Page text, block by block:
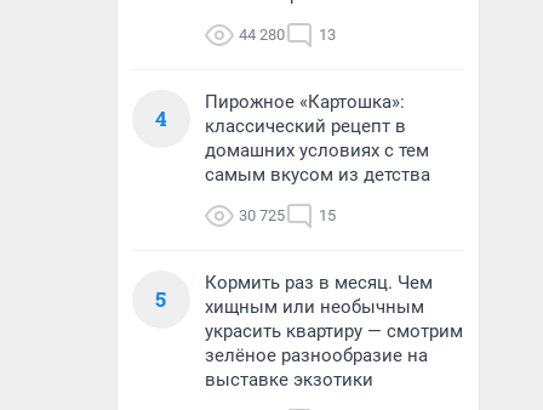
44 280 13
4
Пирожное «Картошка»:
классический рецепт в
домашних условиях с тем
самым вкусом из детства
30 725 15
5
Кормить раз в месяц. Чем
хищным или необычным
украсить квартиру — смотрим
зелёное разнообразие на
выставке экзотики